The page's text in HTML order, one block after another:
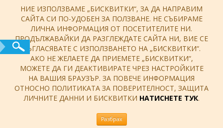
НИЕ ИЗПОЛЗВАМЕ „БИСКВИТКИ“, ЗА ДА НАПРАВИМ
САЙТА СИ ПО-УДОБЕН ЗА ПОЛЗВАНЕ. НЕ СЪБИРАМЕ
ЛИЧНА ИНФОРМАЦИЯ ОТ ПОСЕТИТЕЛИТЕ НИ.
ПРОДЪЛЖАВАЙКИ ДА РАЗГЛЕЖДАТЕ САЙТА НИ, ВИЕ СЕ
СЪГЛАСЯВАТЕ С ИЗПОЛЗВАНЕТО НА „БИСКВИТКИ“.
АКО НЕ ЖЕЛАЕТЕ ДА ПРИЕМЕТЕ „БИСКВИТКИ“,
МОЖЕТЕ ДА ГИ ДЕАКТИВИРАТЕ ЧРЕЗ НАСТРОЙКИТЕ
НА ВАШИЯ БРАУЗЪР. ЗА ПОВЕЧЕ ИНФОРМАЦИЯ
ОТНОСНО ПОЛИТИКАТА ЗА ПОВЕРИТЕЛНОСТ, ЗАЩИТА
ЛИЧНИТЕ ДАННИ И БИСКВИТКИ НАТИСНЕТЕ ТУК.
Разбрах